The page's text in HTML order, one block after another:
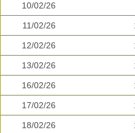
10/02/26
11/02/26
12/02/26
13/02/26
16/02/26
17/02/26
18/02/26